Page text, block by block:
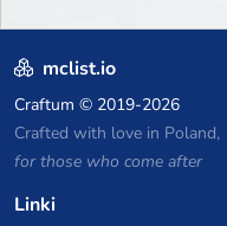
mclist.io
Craftum © 2019-2026
Crafted with love in Poland,
for those who come after
Linki